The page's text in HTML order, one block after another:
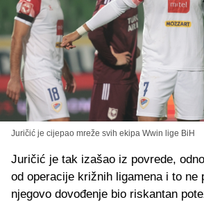
Juričić je cijepao mreže svih ekipa Wwin lige BiH
Juričić je tak izašao iz povrede,
od operacije križnih ligamena i to ne
njegovo dovođenje bio riskantan